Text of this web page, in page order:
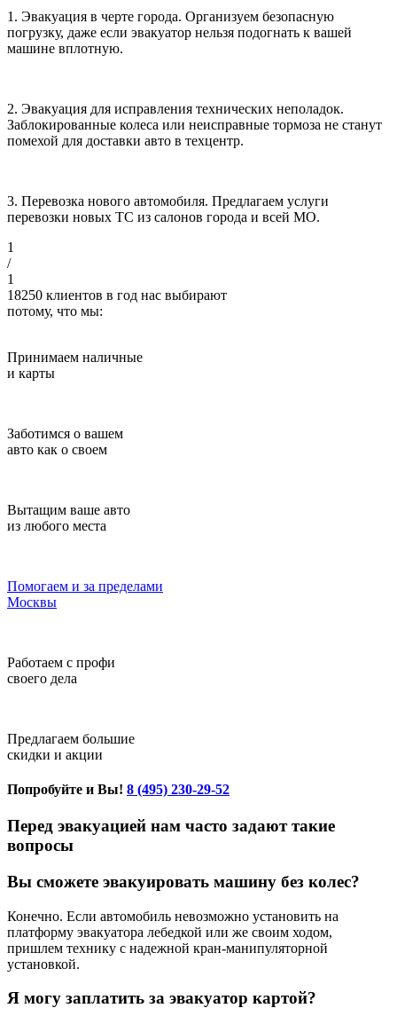
1. Эвакуация в черте города. Организуем безопасную
погрузку, даже если эвакуатор нельзя подогнать к вашей
машине вплотную.
2. Эвакуация для исправления технических неполадок.
Заблокированные колеса или неисправные тормоза не станут
помехой для доставки авто в техцентр.
3. Перевозка нового автомобиля. Предлагаем услуги
перевозки новых ТС из салонов города и всей МО.
1
/
1
18250 клиентов в год нас выбирают
потому, что мы:
Принимаем наличные
и карты
Заботимся о вашем
авто как о своем
Вытащим ваше авто
из любого места
Помогаем и за пределами
Москвы
Работаем с профи
своего дела
Предлагаем большие
скидки и акции
Попробуйте и Вы! 8 (495) 230-29-52
Перед эвакуацией нам часто задают такие
вопросы
Вы сможете эвакуировать машину без колес?
Конечно. Если автомобиль невозможно установить на
платформу эвакуатора лебедкой или же своим ходом,
пришлем технику с надежной кран-манипуляторной
установкой.
Я могу заплатить за эвакуатор картой?